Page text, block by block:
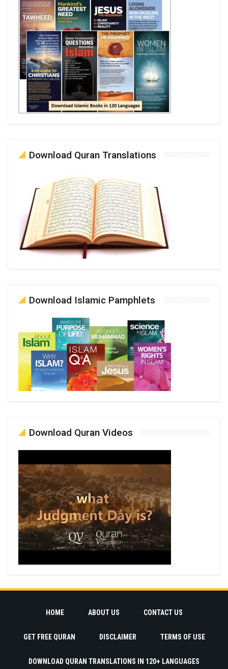
Download Quran Translations
Download Islamic Pamphlets
Download Quran Videos
HOME ABOUT US CONTACT US
GET FREE QURAN DISCLAIMER TERMS OF USE
DOWNLOAD QURAN TRANSLATIONS IN 120+ LANGUAGES